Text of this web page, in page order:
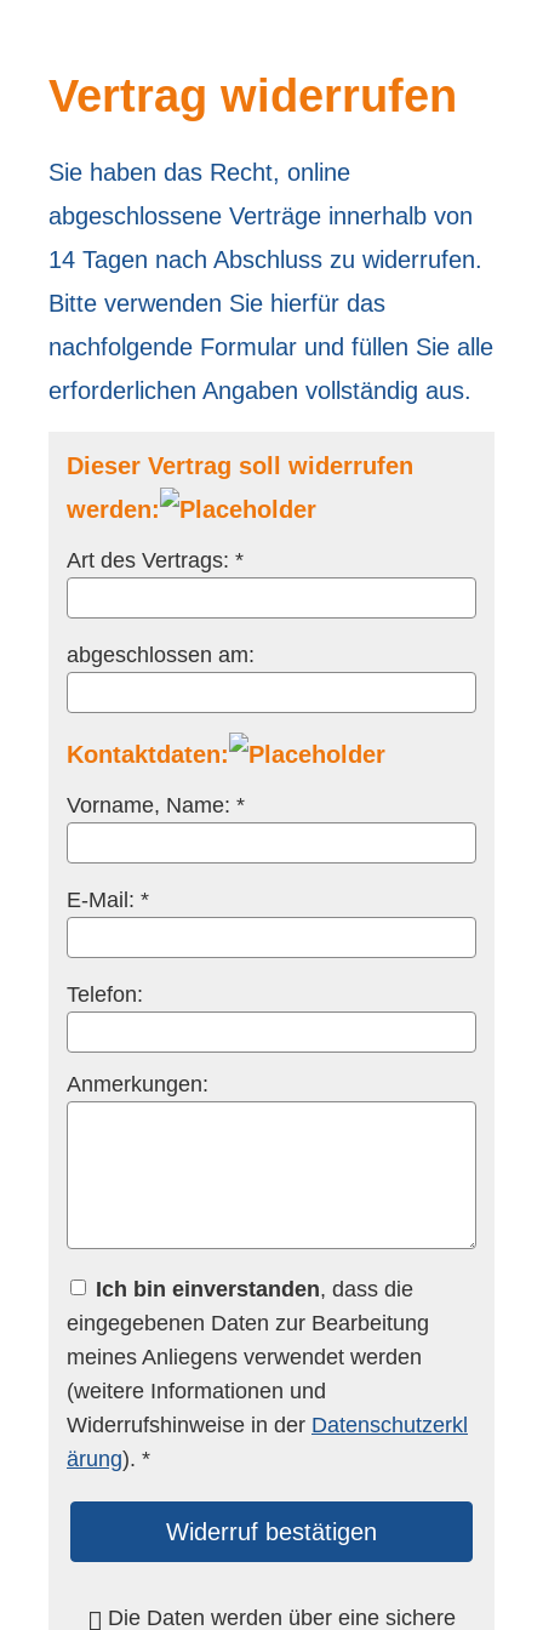
Vertrag widerrufen
Sie haben das Recht, online
abgeschlossene Verträge innerhalb von
14 Tagen nach Abschluss zu widerrufen.
Bitte verwenden Sie hierfür das
nachfolgende Formular und füllen Sie alle
erforderlichen Angaben vollständig aus.
Dieser Vertrag soll widerrufen
werden:
Art des Vertrags: *
abgeschlossen am:
Kontaktdaten:
Vorname, Name: *
E-Mail: *
Telefon:
Anmerkungen:
Ich bin einverstanden, dass die
eingegebenen Daten zur Bearbeitung
meines Anliegens verwendet werden
(weitere Informationen und
Widerrufshinweise in der Datenschutzerkl
ärung). *
Widerruf bestätigen
Die Daten werden über eine sichere